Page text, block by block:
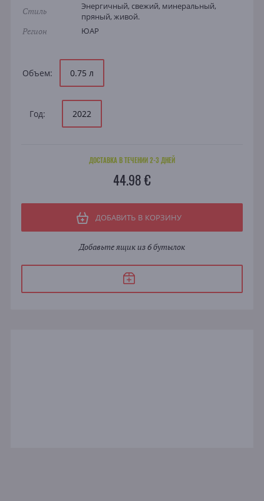
Стиль
Энергичный, свежий, минеральный,
пряный, живой.
Регион ЮАР
Объем: 0.75 л
Год: 2022
ДОСТАВКА В ТЕЧЕНИИ 2-3 ДНЕЙ
44.98 €
ДОБАВИТЬ В КОРЗИНУ
Добавьте ящик из 6 бутылок